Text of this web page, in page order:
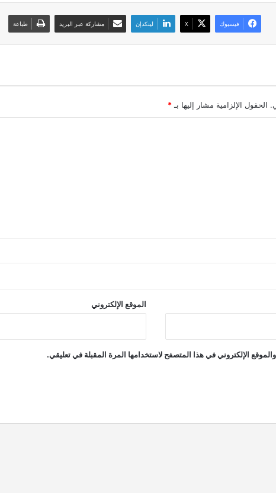
فيسبوك ‫X لينكدإن مشاركة عبر البريد طباعة
الحقول الإلزامية مشار إليها بـ *
الموقع الإلكتروني
الإلكتروني في هذا المتصفح لاستخدامها المرة المقبلة في تعليقي.